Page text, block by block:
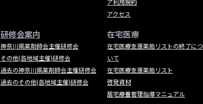
ア利用規約
アクセス
研修会案内
神奈川県薬剤師会主催研修会
その他(各地域主催)研修会
過去の神奈川県薬剤師会主催研修会
過去のその他(各地域主催)研修会
在宅医療
在宅医療支援薬局リストの終了につ
いて
在宅医療支援薬局リスト
啓発資材
居宅療養管理指導マニュアル